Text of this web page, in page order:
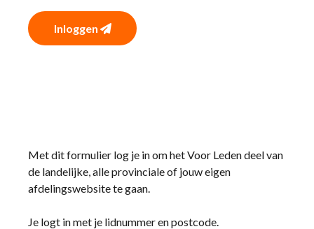
Inloggen
Met dit formulier log je in om het Voor Leden deel van
de landelijke, alle provinciale of jouw eigen
afdelingswebsite te gaan.
Je logt in met je lidnummer en postcode.